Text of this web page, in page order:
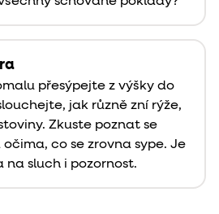
přesýpejte z výšky do
jak různě zní rýže,
Zkuste poznat se
co se zrovna sype. Je
na sluch i pozornost.